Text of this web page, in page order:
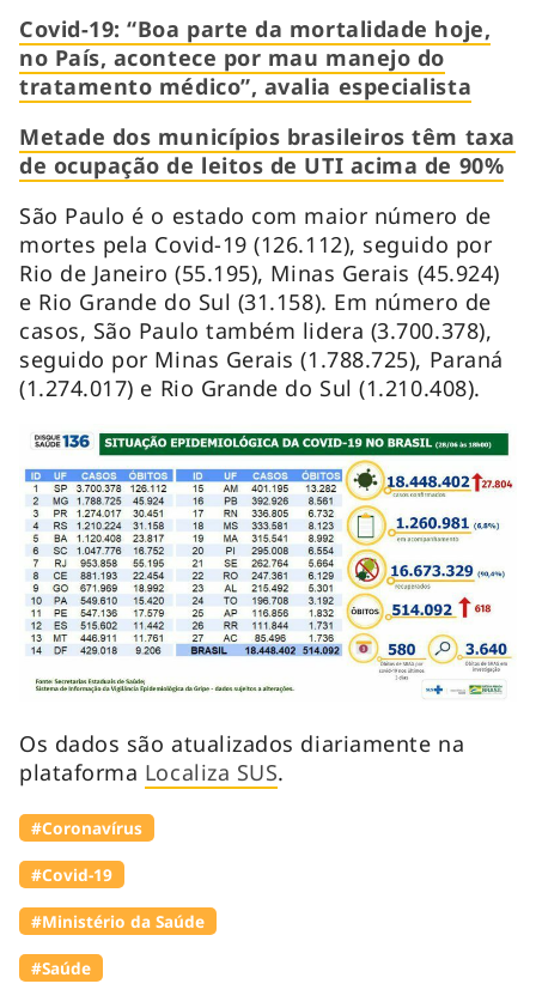
Covid-19: “Boa parte da mortalidade hoje,
no País, acontece por mau manejo do
tratamento médico”, avalia especialista
Metade dos municípios brasileiros têm taxa
de ocupação de leitos de UTI acima de 90%
São Paulo é o estado com maior número de
mortes pela Covid-19 (126.112), seguido por
Rio de Janeiro (55.195), Minas Gerais (45.924)
e Rio Grande do Sul (31.158). Em número de
casos, São Paulo também lidera (3.700.378),
seguido por Minas Gerais (1.788.725), Paraná
(1.274.017) e Rio Grande do Sul (1.210.408).
Os dados são atualizados diariamente na
plataforma Localiza SUS.
#Coronavírus
#Covid-19
#Ministério da Saúde
#Saúde